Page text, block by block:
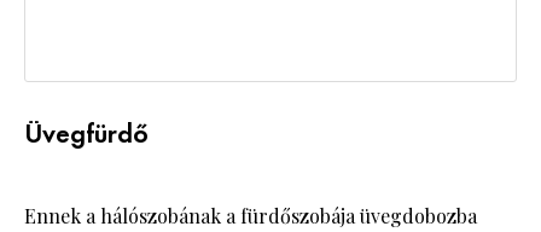
Üvegfürdő
Ennek a hálószobának a fürdőszobája üvegdobozba